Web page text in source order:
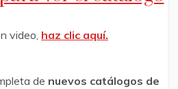
video, haz clic aquí.
de nuevos catálogos de